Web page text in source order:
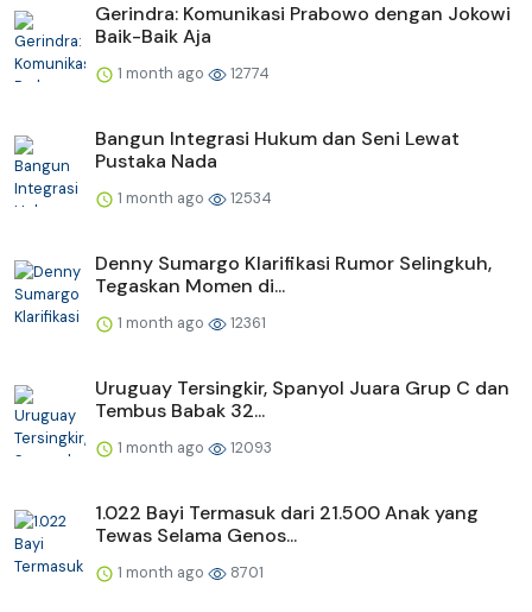
Gerindra: Komunikasi Prabowo dengan Jokowi
Baik-Baik Aja
1 month ago 12774
Bangun Integrasi Hukum dan Seni Lewat
Pustaka Nada
1 month ago 12534
Denny Sumargo Klarifikasi Rumor Selingkuh,
Tegaskan Momen di...
1 month ago 12361
Uruguay Tersingkir, Spanyol Juara Grup C dan
Tembus Babak 32...
1 month ago 12093
1.022 Bayi Termasuk dari 21.500 Anak yang
Tewas Selama Genos...
1 month ago 8701